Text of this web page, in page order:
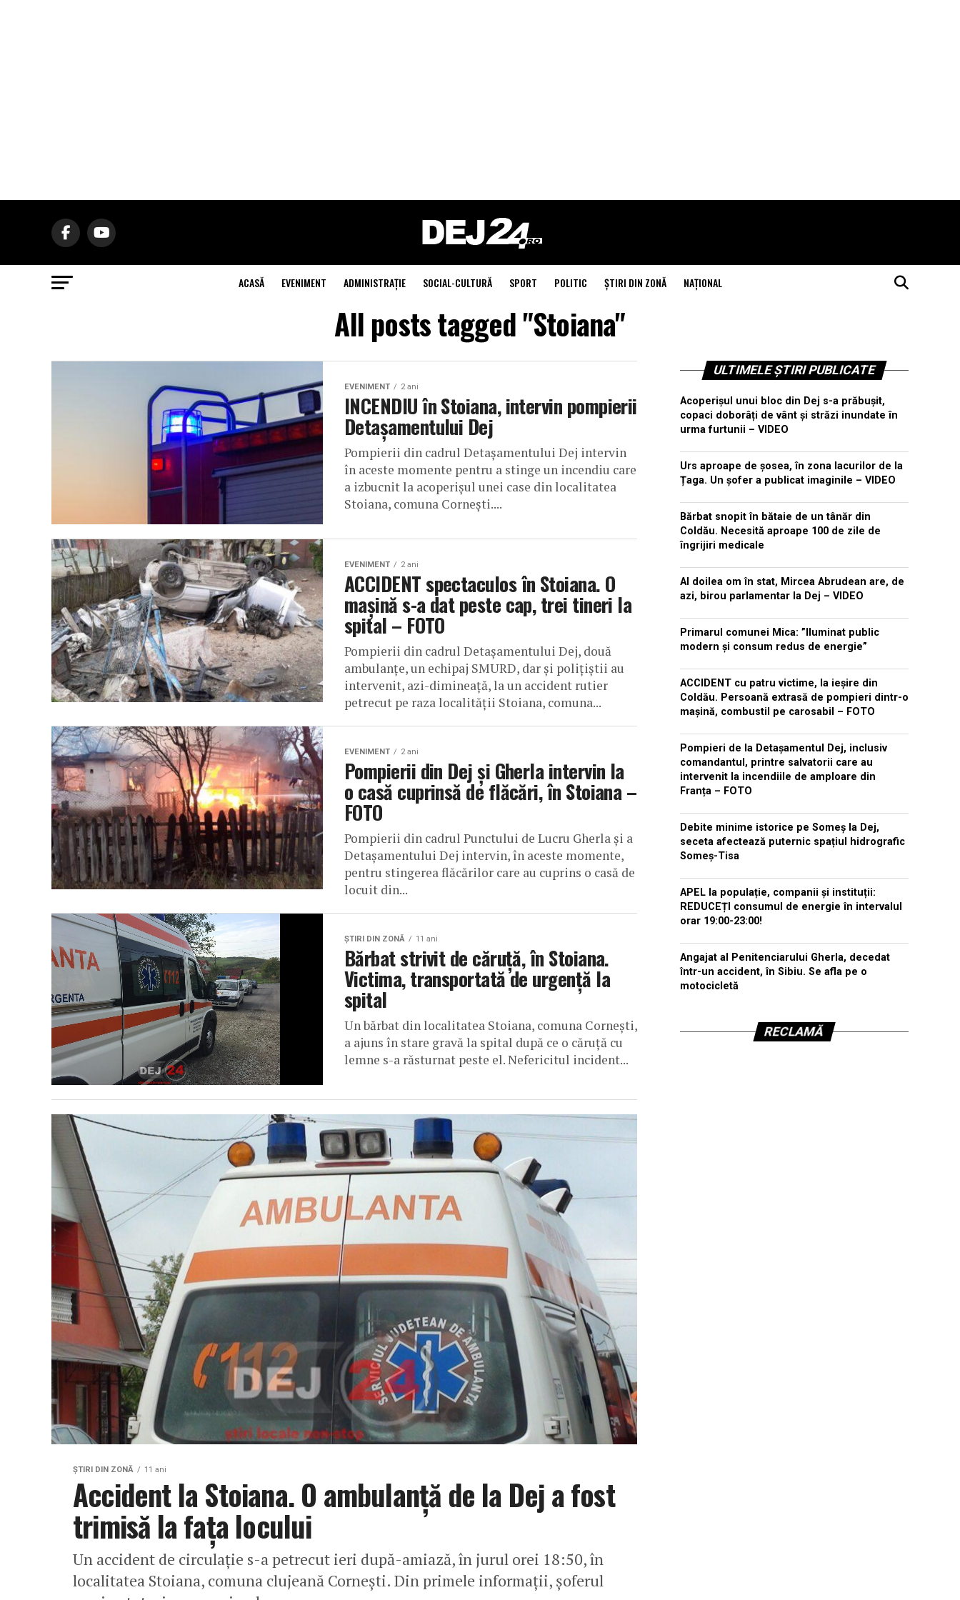
ACASĂ EVENIMENT ADMINISTRAŢIE SOCIAL-CULTURĂ SPORT POLITIC ŞTIRI DIN ZONĂ NAŢIONAL
All posts tagged "Stoiana"
EVENIMENT 2 ani
INCENDIU în Stoiana, intervin pompierii
Detașamentului Dej
Pompierii din cadrul Detașamentului Dej intervin
în aceste momente pentru a stinge un incendiu care
a izbucnit la acoperișul unei case din localitatea
Stoiana, comuna Cornești....
EVENIMENT 2 ani
ACCIDENT spectaculos în Stoiana. O
mașină s-a dat peste cap, trei tineri la
spital – FOTO
Pompierii din cadrul Detașamentului Dej, două
ambulanțe, un echipaj SMURD, dar și polițiștii au
intervenit, azi-dimineață, la un accident rutier
petrecut pe raza localității Stoiana, comuna...
EVENIMENT 2 ani
Pompierii din Dej și Gherla intervin la
o casă cuprinsă de flăcări, în Stoiana –
FOTO
Pompierii din cadrul Punctului de Lucru Gherla și a
Detașamentului Dej intervin, în aceste momente,
pentru stingerea flăcărilor care au cuprins o casă de
locuit din...
ŞTIRI DIN ZONĂ 11 ani
Bărbat strivit de căruță, în Stoiana.
Victima, transportată de urgență la
spital
Un bărbat din localitatea Stoiana, comuna Cornești,
a ajuns în stare gravă la spital după ce o căruță cu
lemne s-a răsturnat peste el. Nefericitul incident...
ŞTIRI DIN ZONĂ 11 ani
Accident la Stoiana. O ambulanţă de la Dej a fost
trimisă la faţa locului
Un accident de circulaţie s-a petrecut ieri după-amiază, în jurul orei 18:50, în
localitatea Stoiana, comuna clujeană Corneşti. Din primele informaţii, şoferul
ULTIMELE ȘTIRI PUBLICATE
Acoperișul unui bloc din Dej s-a prăbușit,
copaci doborâți de vânt și străzi inundate în
urma furtunii – VIDEO
Urs aproape de șosea, în zona lacurilor de la
Țaga. Un șofer a publicat imaginile – VIDEO
Bărbat snopit în bătaie de un tânăr din
Coldău. Necesită aproape 100 de zile de
îngrijiri medicale
Al doilea om în stat, Mircea Abrudean are, de
azi, birou parlamentar la Dej – VIDEO
Primarul comunei Mica: ”Iluminat public
modern și consum redus de energie”
ACCIDENT cu patru victime, la ieșire din
Coldău. Persoană extrasă de pompieri dintr-o
mașină, combustil pe carosabil – FOTO
Pompieri de la Detașamentul Dej, inclusiv
comandantul, printre salvatorii care au
intervenit la incendiile de amploare din
Franța – FOTO
Debite minime istorice pe Someș la Dej,
seceta afectează puternic spațiul hidrografic
Someș-Tisa
APEL la populație, companii și instituții:
REDUCEȚI consumul de energie în intervalul
orar 19:00-23:00!
Angajat al Penitenciarului Gherla, decedat
într-un accident, în Sibiu. Se afla pe o
motocicletă
RECLAMĂ